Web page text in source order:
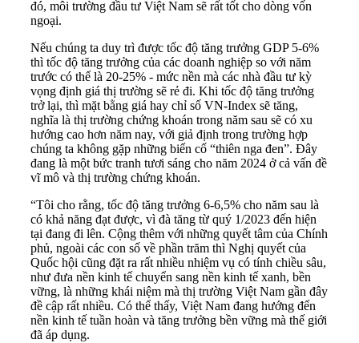
đó, môi trường đầu tư Việt Nam sẽ rất tốt cho dòng vốn
ngoại.
Nếu chúng ta duy trì được tốc độ tăng trưởng GDP 5-6%
thì tốc độ tăng trưởng của các doanh nghiệp so với năm
trước có thể là 20-25% - mức nền mà các nhà đầu tư kỳ
vọng định giá thị trường sẽ rẻ đi. Khi tốc độ tăng trưởng
trở lại, thì mặt bằng giá hay chỉ số VN-Index sẽ tăng,
nghĩa là thị trường chứng khoán trong năm sau sẽ có xu
hướng cao hơn năm nay, với giả định trong trường hợp
chúng ta không gặp những biến cố “thiên nga đen”. Đây
đang là một bức tranh tươi sáng cho năm 2024 ở cả vấn đề
vĩ mô và thị trường chứng khoán.
“Tôi cho rằng, tốc độ tăng trưởng 6-6,5% cho năm sau là
có khả năng đạt được, vì đà tăng từ quý 1/2023 đến hiện
tại đang đi lên. Cộng thêm với những quyết tâm của Chính
phủ, ngoài các con số về phần trăm thì Nghị quyết của
Quốc hội cũng đặt ra rất nhiều nhiệm vụ có tính chiều sâu,
như đưa nền kinh tế chuyển sang nền kinh tế xanh, bền
vững, là những khái niệm mà thị trường Việt Nam gần đây
đề cập rất nhiều. Có thể thấy, Việt Nam đang hướng đến
nền kinh tế tuần hoàn và tăng trưởng bền vững mà thế giới
đã áp dụng.